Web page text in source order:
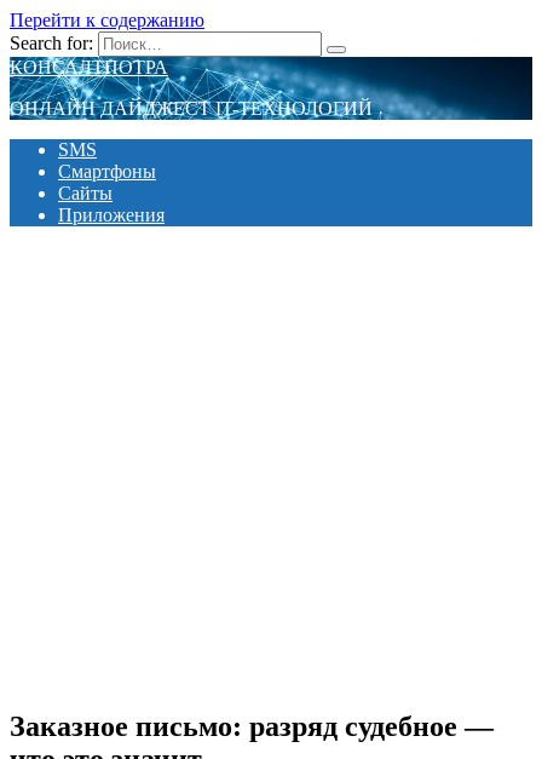
Перейти к содержанию
Search for:
КОНСАЛТПОТРА
ОНЛАЙН ДАЙДЖЕСТ IT-ТЕХНОЛОГИЙ
SMS
Смартфоны
Сайты
Приложения
Заказное письмо: разряд судебное —